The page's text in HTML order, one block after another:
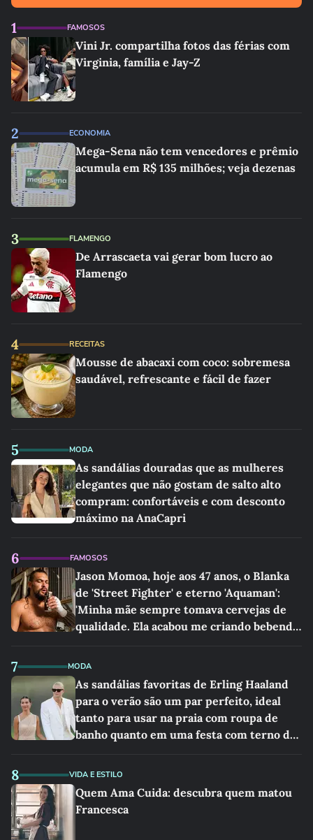
1 FAMOSOS
Vini Jr. compartilha fotos das férias com
Virginia, família e Jay-Z
2 ECONOMIA
Mega-Sena não tem vencedores e prêmio
acumula em R$ 135 milhões; veja dezenas
3 FLAMENGO
De Arrascaeta vai gerar bom lucro ao
Flamengo
4 RECEITAS
Mousse de abacaxi com coco: sobremesa
saudável, refrescante e fácil de fazer
5 MODA
As sandálias douradas que as mulheres
elegantes que não gostam de salto alto
compram: confortáveis e com desconto
máximo na AnaCapri
6 FAMOSOS
Jason Momoa, hoje aos 47 anos, o Blanka
de 'Street Fighter' e eterno 'Aquaman':
'Minha mãe sempre tomava cervejas de
qualidade. Ela acabou me criando bebendo
7 MODA
As sandálias favoritas de Erling Haaland
para o verão são um par perfeito, ideal
tanto para usar na praia com roupa de
banho quanto em uma festa com terno de
8 VIDA E ESTILO
Quem Ama Cuida: descubra quem matou
Francesca